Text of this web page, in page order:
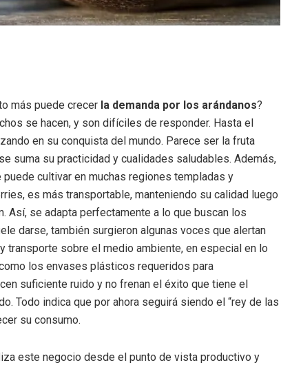
más puede crecer la demanda por los arándanos?
se hacen, y son difíciles de responder. Hasta el
en su conquista del mundo. Parece ser la fruta
suma su practicidad y cualidades saludables. Además,
cultivar en muchas regiones templadas y
es más transportable, manteniendo su calidad luego
Así, se adapta perfectamente a lo que buscan los
darse, también surgieron algunas voces que alertan
sobre el medio ambiente, en especial en lo
los envases plásticos requeridos para
suficiente ruido y no frenan el éxito que tiene el
Todo indica que por ahora seguirá siendo el “rey de las
su consumo.
este negocio desde el punto de vista productivo y